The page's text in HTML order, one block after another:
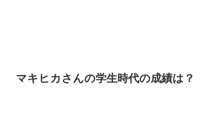
マキヒカさんの学生時代の成績は？